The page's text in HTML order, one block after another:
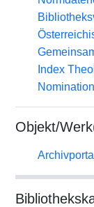
Index
Objekt/